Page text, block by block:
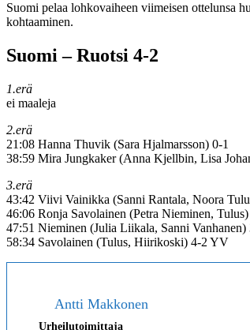
Suomi pelaa lohkovaiheen viimeisen ottelunsa
kohtaaminen.
Suomi – Ruotsi 4-2
1.erä
ei maaleja
2.erä
21:08 Hanna Thuvik (Sara Hjalmarsson) 0-1
38:59 Mira Jungkaker (Anna Kjellbin, Lisa
3.erä
43:42 Viivi Vainikka (Sanni Rantala, Noora
46:06 Ronja Savolainen (Petra Nieminen,
47:51 Nieminen (Julia Liikala, Sanni Vanhanen)
58:34 Savolainen (Tulus, Hiirikoski) 4-2 YV
Antti Makkonen
Urheilutoimittaja